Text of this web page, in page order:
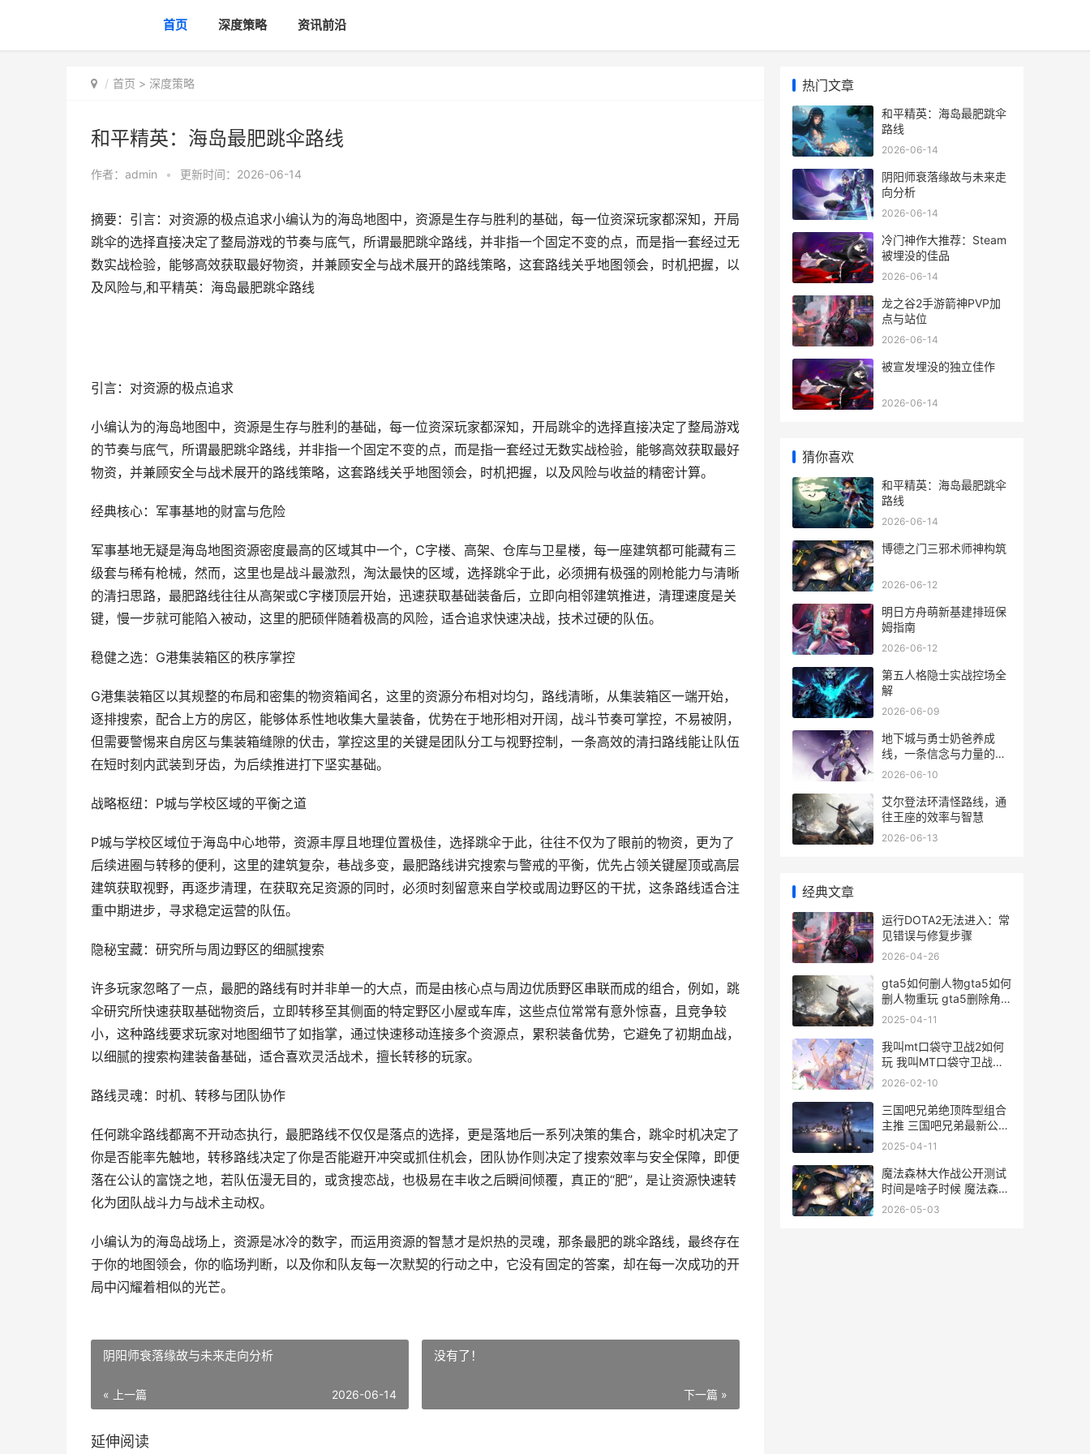
首页 深度策略 资讯前沿
首页 > 深度策略
和平精英：海岛最肥跳伞路线
作者： admin • 更新时间：2026-06-14
摘要：引言：对资源的极点追求小编认为的海岛地图中，资源是生存与胜利的基础，每一位资深玩家都深知，开局
跳伞的选择直接决定了整局游戏的节奏与底气，所谓最肥跳伞路线，并非指一个固定不变的点，而是指一套经过无
数实战检验，能够高效获取最好物资，并兼顾安全与战术展开的路线策略，这套路线关乎地图领会，时机把握，以
及风险与,和平精英：海岛最肥跳伞路线
引言：对资源的极点追求
小编认为的海岛地图中，资源是生存与胜利的基础，每一位资深玩家都深知，开局跳伞的选择直接决定了整局游戏
的节奏与底气，所谓最肥跳伞路线，并非指一个固定不变的点，而是指一套经过无数实战检验，能够高效获取最好
物资，并兼顾安全与战术展开的路线策略，这套路线关乎地图领会，时机把握，以及风险与收益的精密计算。
经典核心：军事基地的财富与危险
军事基地无疑是海岛地图资源密度最高的区域其中一个，C字楼、高架、仓库与卫星楼，每一座建筑都可能藏有三
级套与稀有枪械，然而，这里也是战斗最激烈，淘汰最快的区域，选择跳伞于此，必须拥有极强的刚枪能力与清晰
的清扫思路，最肥路线往往从高架或C字楼顶层开始，迅速获取基础装备后，立即向相邻建筑推进，清理速度是关
键，慢一步就可能陷入被动，这里的肥硕伴随着极高的风险，适合追求快速决战，技术过硬的队伍。
稳健之选：G港集装箱区的秩序掌控
G港集装箱区以其规整的布局和密集的物资箱闻名，这里的资源分布相对均匀，路线清晰，从集装箱区一端开始，
逐排搜索，配合上方的房区，能够体系性地收集大量装备，优势在于地形相对开阔，战斗节奏可掌控，不易被阴，
但需要警惕来自房区与集装箱缝隙的伏击，掌控这里的关键是团队分工与视野控制，一条高效的清扫路线能让队伍
在短时刻内武装到牙齿，为后续推进打下坚实基础。
战略枢纽：P城与学校区域的平衡之道
P城与学校区域位于海岛中心地带，资源丰厚且地理位置极佳，选择跳伞于此，往往不仅为了眼前的物资，更为了
后续进圈与转移的便利，这里的建筑复杂，巷战多变，最肥路线讲究搜索与警戒的平衡，优先占领关键屋顶或高层
建筑获取视野，再逐步清理，在获取充足资源的同时，必须时刻留意来自学校或周边野区的干扰，这条路线适合注
重中期进步，寻求稳定运营的队伍。
隐秘宝藏：研究所与周边野区的细腻搜索
许多玩家忽略了一点，最肥的路线有时并非单一的大点，而是由核心点与周边优质野区串联而成的组合，例如，跳
伞研究所快速获取基础物资后，立即转移至其侧面的特定野区小屋或车库，这些点位常常有意外惊喜，且竞争较
小，这种路线要求玩家对地图细节了如指掌，通过快速移动连接多个资源点，累积装备优势，它避免了初期血战，
以细腻的搜索构建装备基础，适合喜欢灵活战术，擅长转移的玩家。
路线灵魂：时机、转移与团队协作
任何跳伞路线都离不开动态执行，最肥路线不仅仅是落点的选择，更是落地后一系列决策的集合，跳伞时机决定了
你是否能率先触地，转移路线决定了你是否能避开冲突或抓住机会，团队协作则决定了搜索效率与安全保障，即便
落在公认的富饶之地，若队伍漫无目的，或贪搜恋战，也极易在丰收之后瞬间倾覆，真正的“肥”，是让资源快速转
化为团队战斗力与战术主动权。
小编认为的海岛战场上，资源是冰冷的数字，而运用资源的智慧才是炽热的灵魂，那条最肥的跳伞路线，最终存在
于你的地图领会，你的临场判断，以及你和队友每一次默契的行动之中，它没有固定的答案，却在每一次成功的开
局中闪耀着相似的光芒。
阴阳师衰落缘故与未来走向分析
« 上一篇 2026-06-14
没有了！
下一篇 »
延伸阅读
热门文章
和平精英：海岛最肥跳伞
路线
2026-06-14
阴阳师衰落缘故与未来走
向分析
2026-06-14
冷门神作大推荐：Steam
被埋没的佳品
2026-06-14
龙之谷2手游箭神PVP加
点与站位
2026-06-14
被宣发埋没的独立佳作
2026-06-14
猜你喜欢
和平精英：海岛最肥跳伞
路线
2026-06-14
博德之门三邪术师神构筑
2026-06-12
明日方舟萌新基建排班保
姆指南
2026-06-12
第五人格隐士实战控场全
解
2026-06-09
地下城与勇士奶爸养成
线，一条信念与力量的传
承之路
2026-06-10
艾尔登法环清怪路线，通
往王座的效率与智慧
2026-06-13
经典文章
运行DOTA2无法进入：常
见错误与修复步骤
2026-04-26
gta5如何删人物gta5如何
删人物重玩 gta5删除角
色按哪个键
2025-04-11
我叫mt口袋守卫战2如何
玩 我叫MT口袋守卫战开
服时间
2026-02-10
三国吧兄弟绝顶阵型组合
主推 三国吧兄弟最新公益
服
2025-04-11
魔法森林大作战公开测试
时间是啥子时候 魔法森林
大作战公告倒闭
2026-05-03